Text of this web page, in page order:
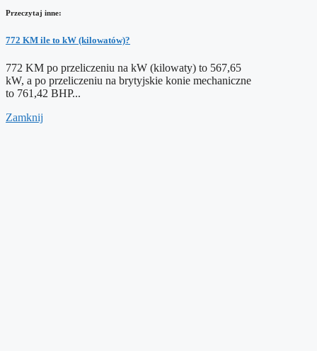
Przeczytaj inne:
772 KM ile to kW (kilowatów)?
772 KM po przeliczeniu na kW (kilowaty) to 567,65
kW, a po przeliczeniu na brytyjskie konie mechaniczne
to 761,42 BHP...
Zamknij